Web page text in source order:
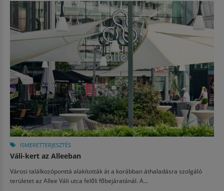
ISMERETTERJESZTÉS
Váli-kert az Alleeban
Városi találkozóponttá alakították át a korábban áthaladásra szolgáló
területet az Allee Váli utca felőli főbejáratánál. A...